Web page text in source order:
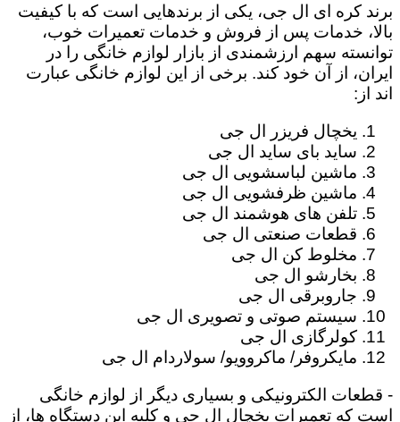
برند کره ای ال جی، یکی از برندهایی است که با کیفیت
بالا، خدمات پس از فروش و خدمات تعمیرات خوب،
توانسته سهم ارزشمندی از بازار لوازم خانگی را در
ایران، از آن خود کند. برخی از این لوازم خانگی عبارت
اند از:
یخچال فریزر ال جی
ساید بای ساید ال جی
ماشین لباسشویی ال جی
ماشین ظرفشویی ال جی
تلفن های هوشمند ال جی
قطعات صنعتی ال جی
مخلوط کن ال جی
بخارشو ال جی
جاروبرقی ال جی
سیستم صوتی و تصویری ال جی
کولرگازی ال جی
مایکروفر/ ماکروویو/ سولاردام ال جی
- قطعات الکترونیکی و بسیاری دیگر از لوازم خانگی
است که تعمیرات یخچال ال جی و کلیه این دستگاه ها، از